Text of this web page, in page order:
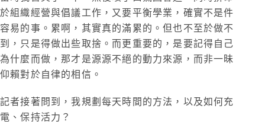
於組織經營與倡議工作，又要平衡學業，確實不是件
容易的事。累啊，其實真的滿累的。但也不至於做不
到，只是得做出些取捨。而更重要的，是要記得自己
為什麼而做，那才是源源不絕的動力來源，而非一昧
仰賴對於自律的相信。
記者接著問到，我規劃每天時間的方法，以及如何充
電、保持活力？